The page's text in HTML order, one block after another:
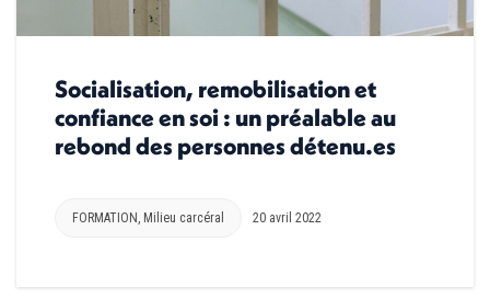
Socialisation, remobilisation et
confiance en soi : un préalable au
rebond des personnes détenu.es
FORMATION Milieu carcéral 20 avril 2022